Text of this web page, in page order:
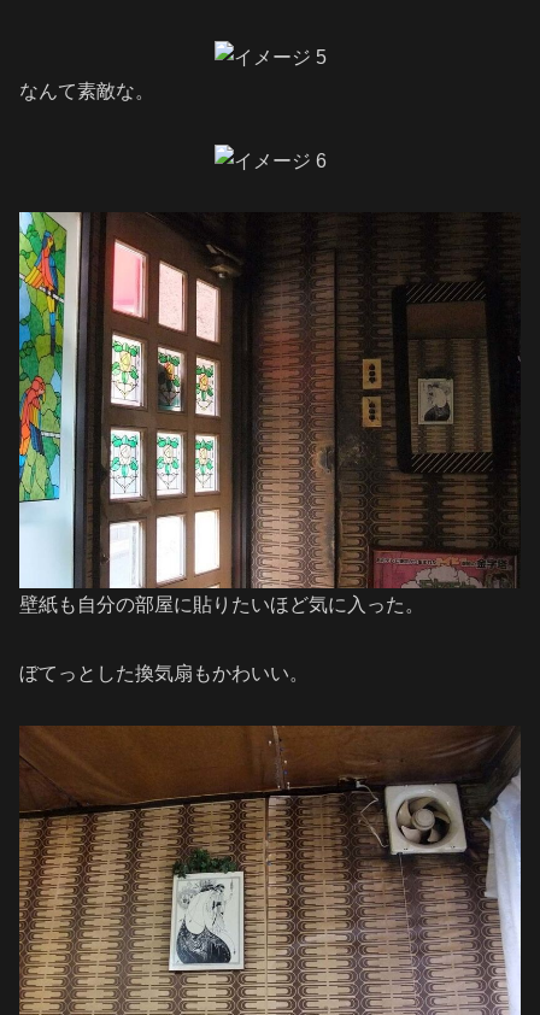
なんて素敵な。
壁紙も自分の部屋に貼りたいほど気に入った。
ぼてっとした換気扇もかわいい。